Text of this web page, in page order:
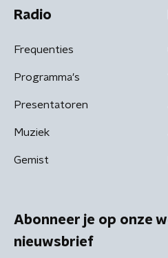
Radio
Frequenties
Programma's
Presentatoren
Muziek
Gemist
Abonneer je op onze
nieuwsbrief